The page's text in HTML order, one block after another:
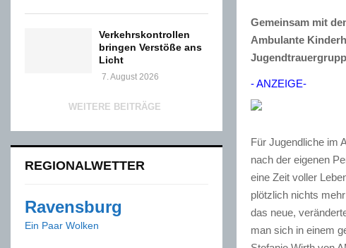
Gemeinsam mit
Ambulante
- ANZEIGE-
Für Jugendliche im
nach der eigenen
eine Zeit voller
plötzlich nichts
das neue,
man sich in einem
Verkehrskontrollen
bringen Verstöße ans
Licht
7. August 2026
WEITERE BEITRÄGE
REGIONALWETTER
Ravensburg
Ein Paar Wolken